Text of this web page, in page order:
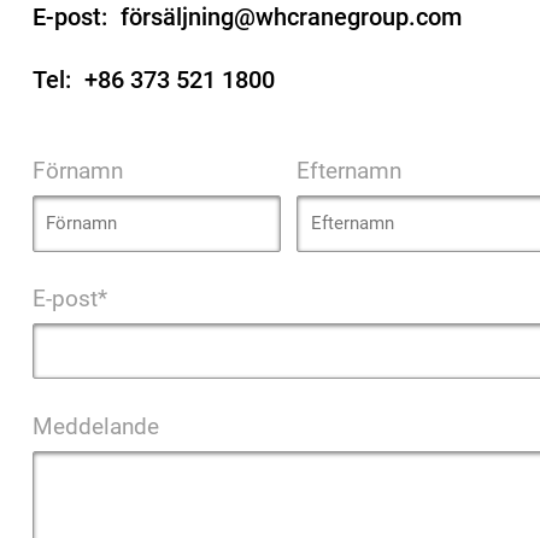
E-post: försäljning@whcranegroup.com
Tel: +86 373 521 1800
Förnamn Efternamn
E-post*
Meddelande